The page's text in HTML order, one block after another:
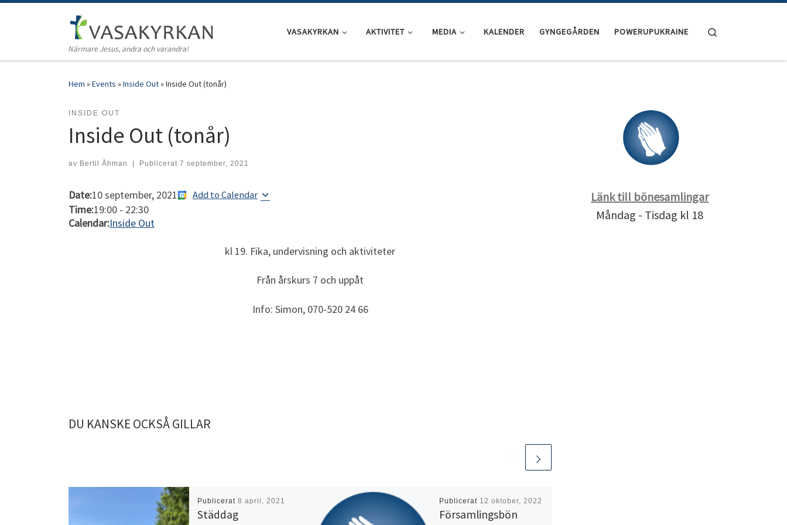
Hoppa till innehåll
Närmare Jesus, andra och varandra!
VASAKYRKAN AKTIVITET MEDIA KALENDER GYNGEGÅRDEN POWERUPUKRAINE
Hem »Events »Inside Out»Inside Out (tonår)
INSIDE OUT
Inside Out (tonår)
av Bertil Åhman Publicerat 7 september, 2021
Date:10 september, 2021 Add to Calendar
Time:19:00 - 22:30
Calendar:Inside Out
kl 19. Fika, undervisning och aktiviteter
Från årskurs 7 och uppåt
Info: Simon, 070-520 24 66
DU KANSKE OCKSÅ GILLAR
Publicerat8 april, 2021
Städdag
Publicerat 12 oktober, 2022
Församlingsbön
Länk till bönesamlingar
Måndag - Tisdag kl 18